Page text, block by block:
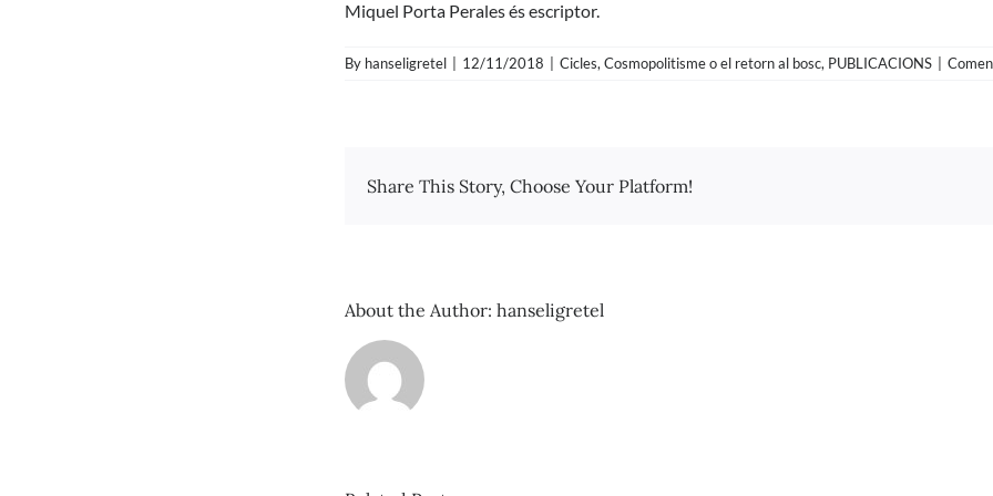
Miquel Porta Perales és escriptor.
By hanseligretel 12/11/2018 Cicles, Cosmopolitisme o el retorn al bosc, PUBLICACIONS
Share This Story, Choose Your Platform!
About the Author: hanseligretel